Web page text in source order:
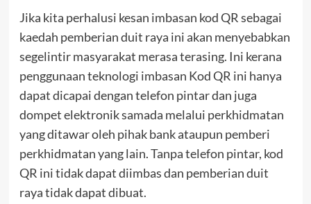
Jika kita perhalusi kesan imbasan kod QR sebagai
kaedah pemberian duit raya ini akan menyebabkan
segelintir masyarakat merasa terasing. Ini kerana
penggunaan teknologi imbasan Kod QR ini hanya
dapat dicapai dengan telefon pintar dan juga
dompet elektronik samada melalui perkhidmatan
yang ditawar oleh pihak bank ataupun pemberi
perkhidmatan yang lain. Tanpa telefon pintar, kod
QR ini tidak dapat diimbas dan pemberian duit
raya tidak dapat dibuat.